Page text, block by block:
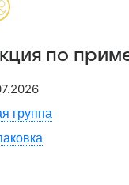
по
группа